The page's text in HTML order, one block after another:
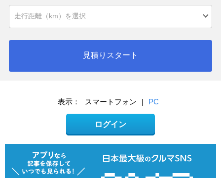
見積りスタート
表示： スマートフォン | PC
ログイン